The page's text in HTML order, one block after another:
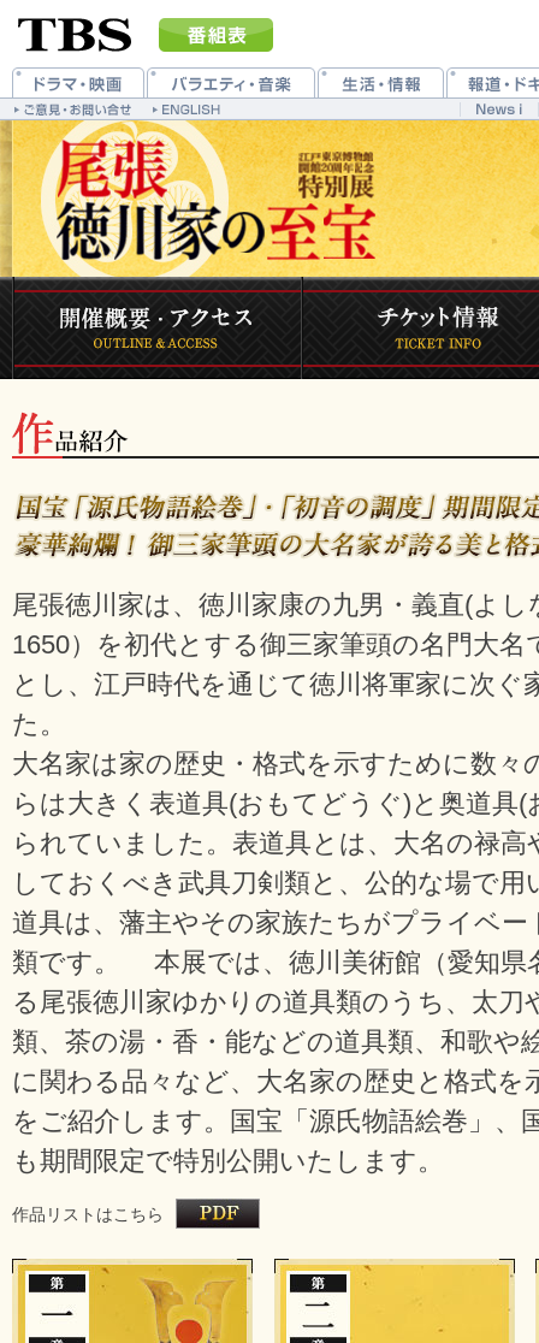
尾張徳川家は、徳川家康の九男・義直(よし
1650）を初代とする御三家筆頭の名門大名
とし、江戸時代を通じて徳川将軍家に次ぐ
た。
大名家は家の歴史・格式を示すために数々
らは大きく表道具(おもてどうぐ)と奥道具
られていました。表道具とは、大名の禄高
しておくべき武具刀剣類と、公的な場で用
道具は、藩主やその家族たちがプライベー
類です。 本展では、徳川美術館（愛知県
る尾張徳川家ゆかりの道具類のうち、太刀
類、茶の湯・香・能などの道具類、和歌や
に関わる品々など、大名家の歴史と格式を
をご紹介します。国宝「源氏物語絵巻」、
も期間限定で特別公開いたします。
作品リストはこちら